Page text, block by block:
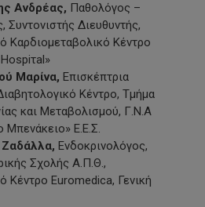
Ανδρέας, Παθολόγος –
Συντονιστής Διευθυντής,
Καρδιομεταβολικό Κέντρο
Μαρίνα, Επισκέπτρια
Κέντρο, Τμήμα
και Μεταβολισμού, Γ.Ν.Α
Μπενάκειο» Ε.Ε.Σ.
Ζαδάλλα, Ενδοκρινολόγος,
Σχολής Α.Π.Θ.,
Κέντρο Euromedica, Γενική